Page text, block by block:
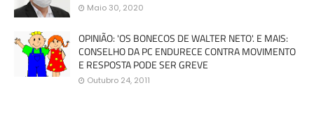
Maio 30, 2020
OPINIÃO: 'OS BONECOS DE WALTER NETO'. E MAIS:
CONSELHO DA PC ENDURECE CONTRA MOVIMENTO
E RESPOSTA PODE SER GREVE
Outubro 24, 2011